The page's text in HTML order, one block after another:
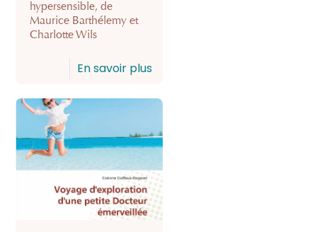
hypersensible, de
Maurice Barthélemy et
Charlotte Wils
En savoir plus